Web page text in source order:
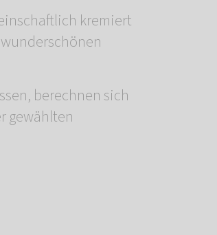
kremiert
berechnen sich
gewählten